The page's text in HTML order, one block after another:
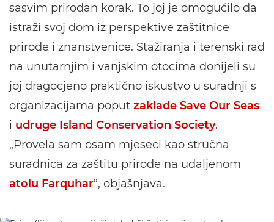
sasvim prirodan korak. To joj je omogućilo da
istraži svoj dom iz perspektive zaštitnice
prirode i znanstvenice. Stažiranja i terenski rad
na unutarnjim i vanjskim otocima donijeli su
joj dragocjeno praktično iskustvo u suradnji s
organizacijama poput zaklade Save Our Seas
i udruge Island Conservation Society.
„Provela sam osam mjeseci kao stručna
suradnica za zaštitu prirode na udaljenom
atolu Farquhar”, objašnjava.